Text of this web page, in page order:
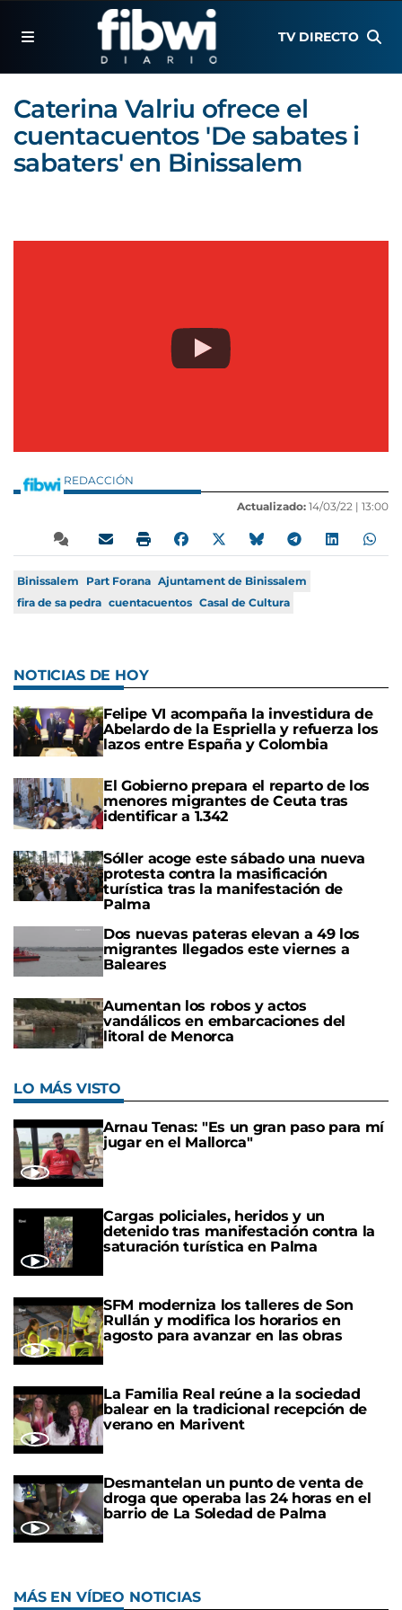
TV DIRECTO
Caterina Valriu ofrece el
cuentacuentos 'De sabates i
sabaters' en Binissalem
REDACCIÓN
Actualizado: 14/03/22 | 13:00
Binissalem Part Forana Ajuntament de Binissalem
fira de sa pedra cuentacuentos Casal de Cultura
NOTICIAS DE HOY
Felipe VI acompaña la investidura de
Abelardo de la Espriella y refuerza los
lazos entre España y Colombia
El Gobierno prepara el reparto de los
menores migrantes de Ceuta tras
identificar a 1.342
Sóller acoge este sábado una nueva
protesta contra la masificación
turística tras la manifestación de
Palma
Dos nuevas pateras elevan a 49 los
migrantes llegados este viernes a
Baleares
Aumentan los robos y actos
vandálicos en embarcaciones del
litoral de Menorca
LO MÁS VISTO
Arnau Tenas: "Es un gran paso para mí
jugar en el Mallorca"
Cargas policiales, heridos y un
detenido tras manifestación contra la
saturación turística en Palma
SFM moderniza los talleres de Son
Rullán y modifica los horarios en
agosto para avanzar en las obras
La Familia Real reúne a la sociedad
balear en la tradicional recepción de
verano en Marivent
Desmantelan un punto de venta de
droga que operaba las 24 horas en el
barrio de La Soledad de Palma
MÁS EN VÍDEO NOTICIAS